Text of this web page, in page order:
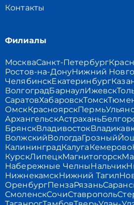
Контакты
Филиалы
МоскваСанкт-Петербург
Ростов-на-ДонуНижний
ЧелябинскЕкатеринбург
ВолгоградБарнаулИжевск
СаратовХабаровскТомск
ОмскКрасноярскПермь
АрхангельскАстрахань
БрянскВладивосток
ВолжскийВологдаГрозный
КалининградКалугаКемерово
КурскЛипецкМагнитогорск
Набережные ЧелныНальчик
НижнекамскНижний Тагил
ОренбургПензаРязань
СмоленскСочиСтаврополь